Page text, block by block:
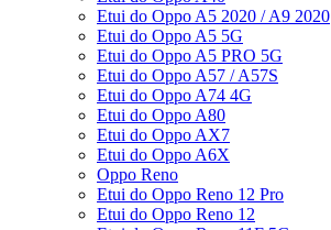
Etui do Oppo A5 2020 / A9 2020
Etui do Oppo A5 5G
Etui do Oppo A5 PRO 5G
Etui do Oppo A57 / A57S
Etui do Oppo A74 4G
Etui do Oppo A80
Etui do Oppo AX7
Etui do Oppo A6X
Oppo Reno
Etui do Oppo Reno 12 Pro
Etui do Oppo Reno 12